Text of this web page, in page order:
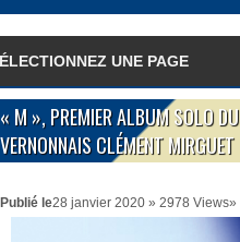
« M », PREMIER ALBUM SOLO DU
VERNONNAIS CLÉMENT MIRGUET
Publié le28 janvier 2020 » 2978 Views»